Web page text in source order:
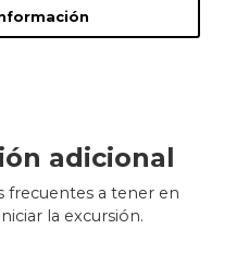
adicional
frecuentes a tener en
la excursión.